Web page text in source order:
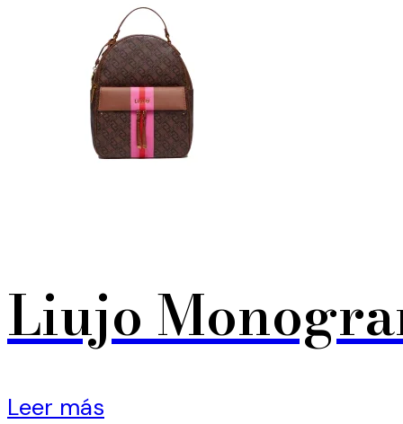
Liujo
Leer más